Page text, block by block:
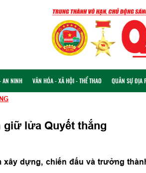
AN NINH VĂN HÓA - XÃ HỘI - THỂ THAO QUÂN SỰ ĐỊA
giữ lửa Quyết thắng
xây dựng, chiến đấu và trưởng